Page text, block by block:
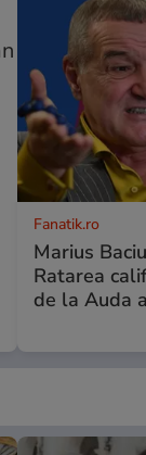
Fanatik.ro
Marius
Ratarea
de la Auda